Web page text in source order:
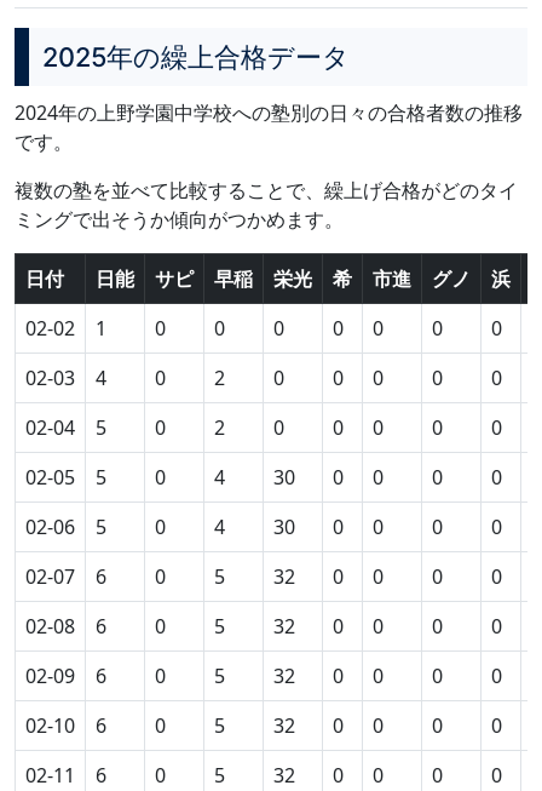
2025年の繰上合格データ
2024年の上野学園中学校への塾別の日々の合格者数の推移
です。
複数の塾を並べて比較することで、繰上げ合格がどのタイ
ミングで出そうか傾向がつかめます。
日付 日能 サピ 早稲 栄光 希 市進 グノ 浜
02-02
1 0 0 0 0 0 0 0
02-03
4 0 2 0 0 0 0 0
02-04
5 0 2 0 0 0 0 0
02-05
5 0 4 30 0 0 0 0
02-06
5 0 4 30 0 0 0 0
02-07
6 0 5 32 0 0 0 0
02-08
6 0 5 32 0 0 0 0
02-09
6 0 5 32 0 0 0 0
02-10
6 0 5 32 0 0 0 0
02-11
6 0 5 32 0 0 0 0